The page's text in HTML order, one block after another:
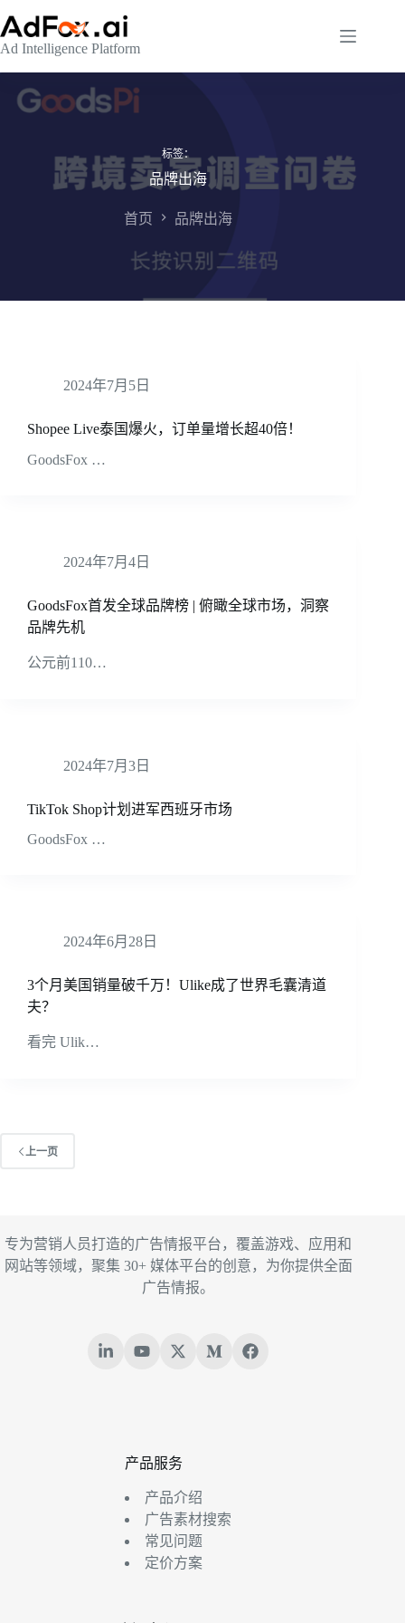
至
内
容
Ad Intelligence Platform
标签：
品牌出海
首页 品牌出海
2024年7月5日
Shopee Live泰国爆火，订单量增长超40倍！
GoodsFox …
2024年7月4日
GoodsFox首发全球品牌榜 | 俯瞰全球市场，洞察
品牌先机
公元前110…
2024年7月3日
TikTok Shop计划进军西班牙市场
GoodsFox …
2024年6月28日
3个月美国销量破千万！Ulike成了世界毛囊清道
夫？
看完 Ulik…
上一页
专为营销人员打造的广告情报平台，覆盖游戏、应用和
网站等领域，聚集 30+ 媒体平台的创意，为你提供全面
广告情报。
产品服务
产品介绍
广告素材搜索
常见问题
定价方案